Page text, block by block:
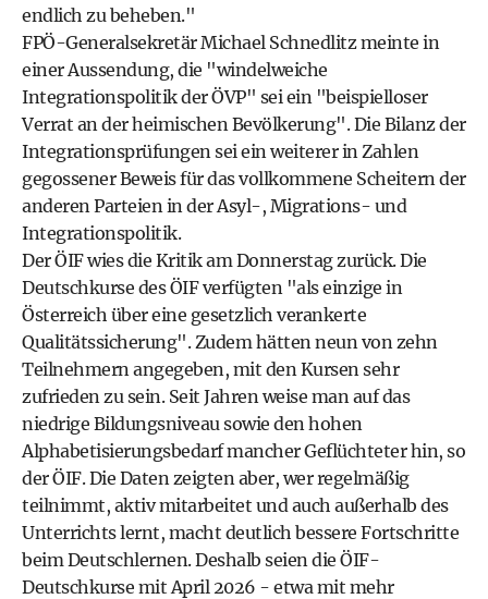
endlich zu beheben."
FPÖ-Generalsekretär Michael Schnedlitz meinte in
einer Aussendung, die "windelweiche
Integrationspolitik der ÖVP" sei ein "beispielloser
Verrat an der heimischen Bevölkerung". Die Bilanz der
Integrationsprüfungen sei ein weiterer in Zahlen
gegossener Beweis für das vollkommene Scheitern der
anderen Parteien in der Asyl-, Migrations- und
Integrationspolitik.
Der ÖIF wies die Kritik am Donnerstag zurück. Die
Deutschkurse des ÖIF verfügten "als einzige in
Österreich über eine gesetzlich verankerte
Qualitätssicherung". Zudem hätten neun von zehn
Teilnehmern angegeben, mit den Kursen sehr
zufrieden zu sein. Seit Jahren weise man auf das
niedrige Bildungsniveau sowie den hohen
Alphabetisierungsbedarf mancher Geflüchteter hin, so
der ÖIF. Die Daten zeigten aber, wer regelmäßig
teilnimmt, aktiv mitarbeitet und auch außerhalb des
Unterrichts lernt, macht deutlich bessere Fortschritte
beim Deutschlernen. Deshalb seien die ÖIF-
Deutschkurse mit April 2026 - etwa mit mehr